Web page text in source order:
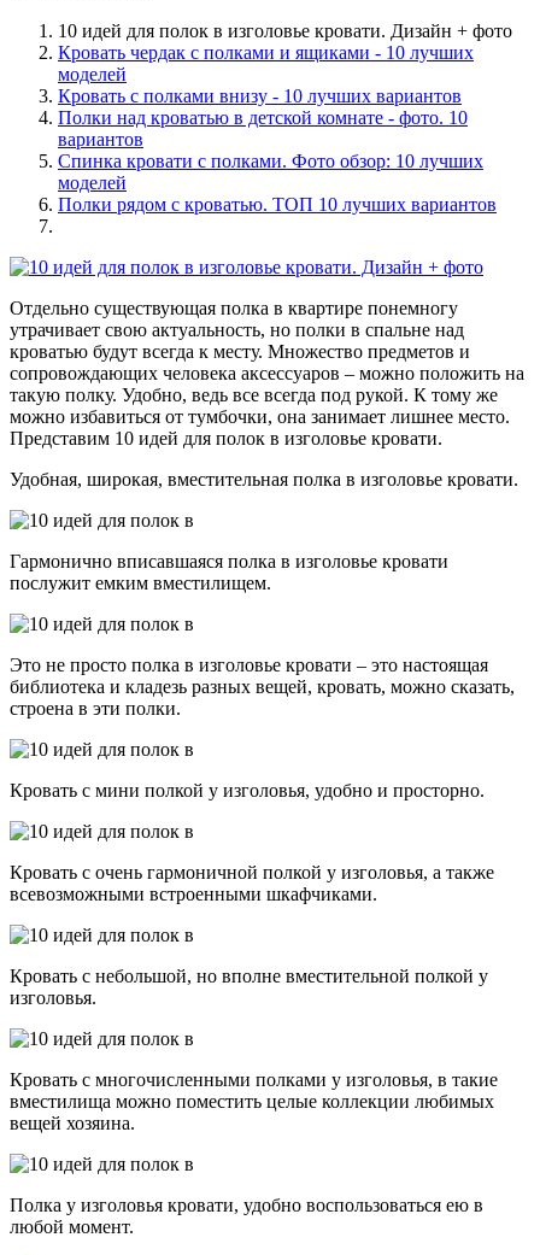
10 идей для полок в изголовье кровати. Дизайн + фото
Кровать чердак с полками и ящиками - 10 лучших
моделей
Кровать с полками внизу - 10 лучших вариантов
Полки над кроватью в детской комнате - фото. 10
вариантов
Спинка кровати с полками. Фото обзор: 10 лучших
моделей
Полки рядом с кроватью. ТОП 10 лучших вариантов
Отдельно существующая полка в квартире понемногу
утрачивает свою актуальность, но полки в спальне над
кроватью будут всегда к месту. Множество предметов и
сопровождающих человека аксессуаров – можно положить на
такую полку. Удобно, ведь все всегда под рукой. К тому же
можно избавиться от тумбочки, она занимает лишнее место.
Представим 10 идей для полок в изголовье кровати.
Удобная, широкая, вместительная полка в изголовье кровати.
Гармонично вписавшаяся полка в изголовье кровати
послужит емким вместилищем.
Это не просто полка в изголовье кровати – это настоящая
библиотека и кладезь разных вещей, кровать, можно сказать,
строена в эти полки.
Кровать с мини полкой у изголовья, удобно и просторно.
Кровать с очень гармоничной полкой у изголовья, а также
всевозможными встроенными шкафчиками.
Кровать с небольшой, но вполне вместительной полкой у
изголовья.
Кровать с многочисленными полками у изголовья, в такие
вместилища можно поместить целые коллекции любимых
вещей хозяина.
Полка у изголовья кровати, удобно воспользоваться ею в
любой момент.